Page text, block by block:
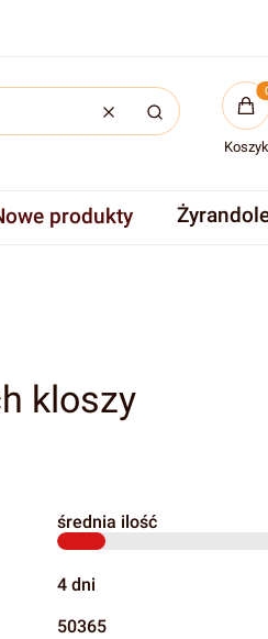
WyczyśćSzukaj
Koszyk
produkty
kloszy
średnia ilość
4 dni
50365